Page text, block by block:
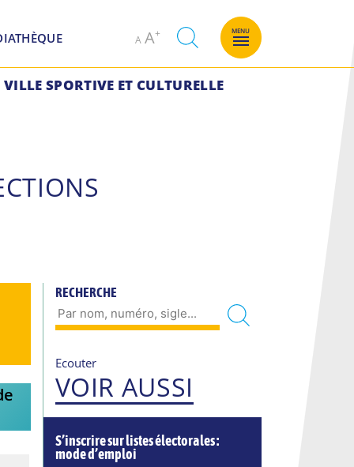
A
Decrease
font
AIncrease
size.
MENU
VILLE SPORTIVE ET CULTURELLE
RECHERCHE
Ecouter
VOIR AUSSI
S’inscrire sur listes électorales :
mode d’emploi